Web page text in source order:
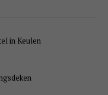
in Keulen